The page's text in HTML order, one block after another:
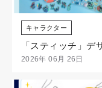
キャラクター
「スティッチ」デ
2026年 06月 26日